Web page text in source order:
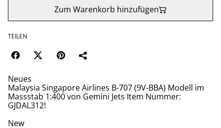
Zum Warenkorb hinzufügen
TEILEN
Neues
Malaysia Singapore Airlines B-707 (9V-BBA) Modell im
Massstab 1:400 von Gemini Jets Item Nummer:
GJDAL312!
New